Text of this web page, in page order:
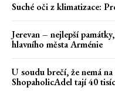
Suché oči z klimatizace:
Jerevan – nejlepší
hlavního města Arménie
U soudu brečí, že nemá
ShopaholicAdel tají 40